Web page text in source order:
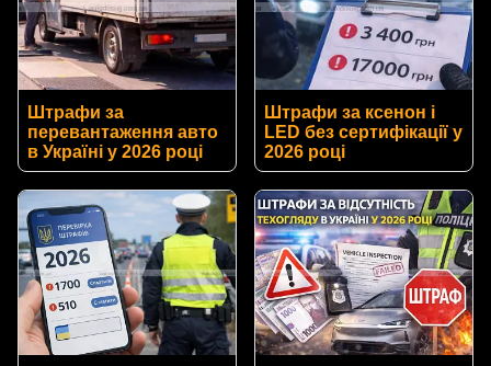
Штрафи за
перевантаження авто
в Україні у 2026 році
Штрафи за ксенон і
LED без сертифікації у
2026 році